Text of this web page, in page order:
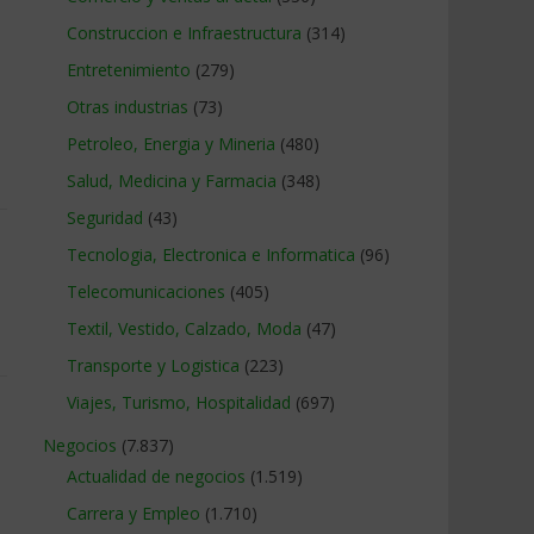
Construccion e Infraestructura (314)
Entretenimiento (279)
Otras industrias (73)
Petroleo, Energia y Mineria (480)
Salud, Medicina y Farmacia (348)
Seguridad (43)
Tecnologia, Electronica e Informatica (96)
Telecomunicaciones (405)
Textil, Vestido, Calzado, Moda (47)
Transporte y Logistica (223)
Viajes, Turismo, Hospitalidad (697)
Negocios (7.837)
Actualidad de negocios (1.519)
Carrera y Empleo (1.710)